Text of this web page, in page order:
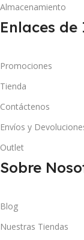
Almacenamiento
Enlaces
Promociones
Tienda
Contáctenos
Envíos y
Outlet
Sobre
Blog
Nuestras Tiendas